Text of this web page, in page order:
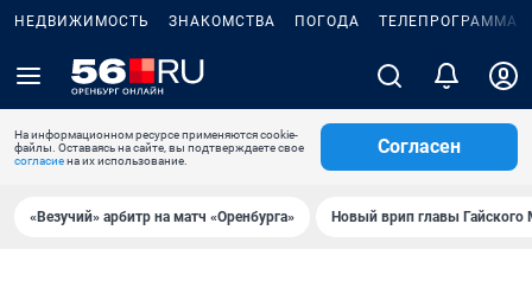
НЕДВИЖИМОСТЬ ЗНАКОМСТВА ПОГОДА ТЕЛЕПРОГРАММА
На информационном ресурсе применяются cookie-
файлы. Оставаясь на сайте, вы подтверждаете свое
согласиена их использование.
Согласен
«Везучий» арбитр на матч «Оренбурга» Новый врип главы Гайского